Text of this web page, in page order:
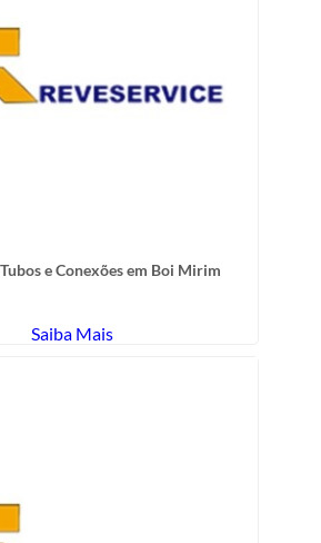
e Conexões em Boi Mirim
Saiba Mais